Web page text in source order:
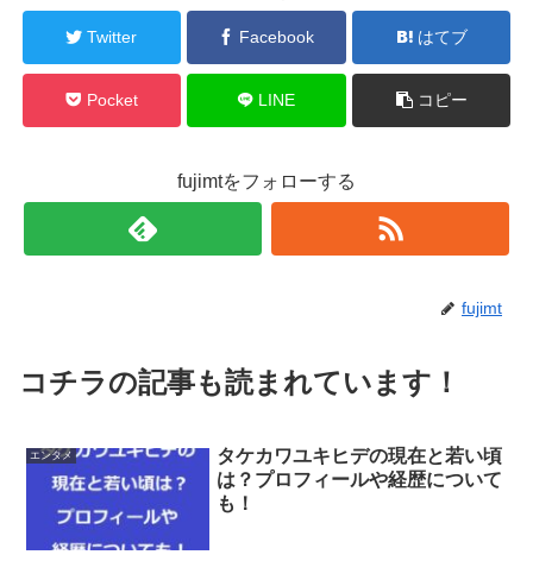
Twitter Facebook はてブ
Pocket LINE コピー
fujimtをフォローする
fujimt
コチラの記事も読まれています！
エンタメ
タケカワユキヒデの現在と若い頃
は？プロフィールや経歴について
も！